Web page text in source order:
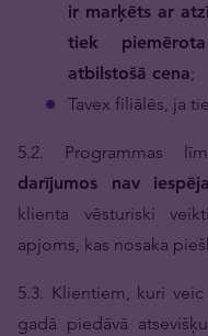
ir marķēts ar
tiek
atbilstošā cena;
Tavex filiālēs, ja
5.2. Programmas
darījumos nav
klienta vēsturiski
apjoms, kas nosaka
5.3. Klientiem, kuri
gadā piedāvā